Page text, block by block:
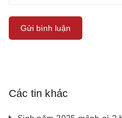
Gửi bình luận
Các tin khác